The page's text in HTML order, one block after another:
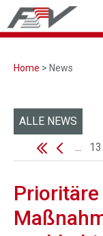
Home > News
ALLE NEWS
...
13